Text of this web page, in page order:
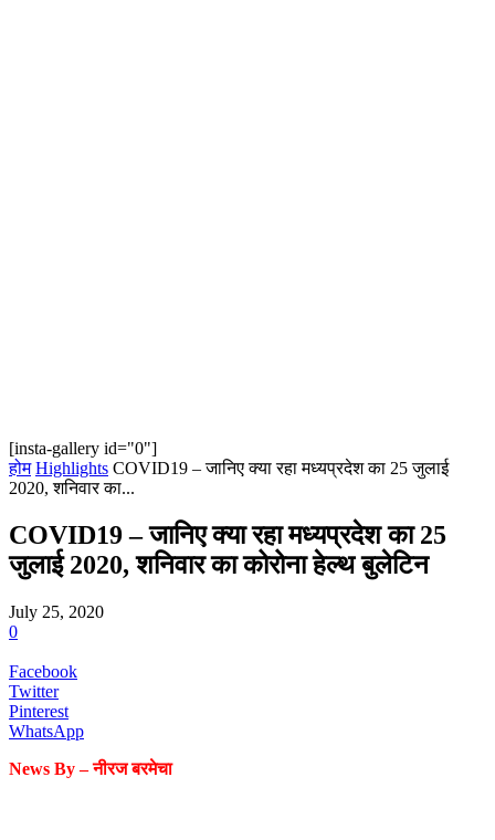
[insta-gallery id="0"]
होम Highlights COVID19 – जानिए क्या रहा मध्यप्रदेश का 25 जुलाई
2020, शनिवार का...
COVID19 – जानिए क्या रहा मध्यप्रदेश का 25
जुलाई 2020, शनिवार का कोरोना हेल्थ बुलेटिन
July 25, 2020
0
Facebook
Twitter
Pinterest
WhatsApp
News By –नीरज बरमेचा